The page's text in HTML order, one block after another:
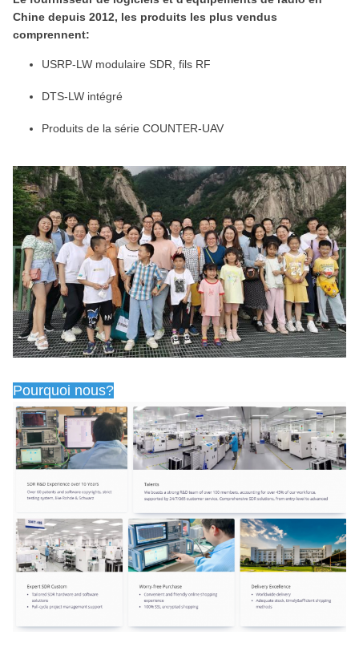
Chine depuis 2012, les produits les plus vendus
comprennent:
USRP-LW modulaire SDR, fils RF
DTS-LW intégré
Produits de la série COUNTER-UAV
Pourquoi nous?